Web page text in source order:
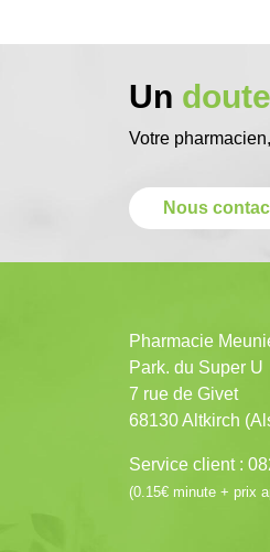
Un doute
Votre
Nous
Pharmacie
Park. du Super U
7 rue de Givet
68130 Altkirch
Service client :
(0.15€ minute + prix